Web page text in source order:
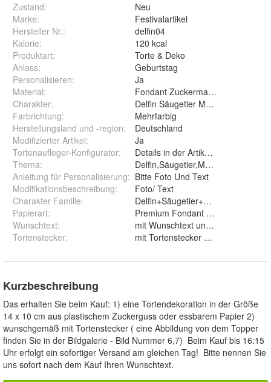
Zustand:
Neu
Marke:
Festivalartikel
Hersteller Nr.:
delfin04
Kalorie:
120 kcal
Produktart:
Torte & Deko
Anlass:
Geburtstag
Personalisieren:
Ja
Material:
Fondant Zuckermasse Oblate
Charakter:
Delfin Säugetier Meerestiere
Farbrichtung:
Mehrfarbig
Herstellungsland und -region:
Deutschland
Modifizierter Artikel:
Ja
Tortenaufleger-Konfigurator:
Details in der Artikelbeschreibung
Thema:
Anleitung für Personalisierung: Bitte Foto Und Text
Modifikationsbeschreibung:
Foto/ Text
Charakter Familie:
Papierart:
Wunschtext:
mit Wunschtext und ohne
Tortenstecker:
Kurzbeschreibung
Das erhalten Sie beim Kauf: 1) eine Tortendekoration in der Größe
14 x 10 cm aus plastischem Zuckerguss oder essbarem Papier 2)
wunschgemäß mit Tortenstecker ( eine Abbildung von dem Topper
finden Sie in der Bildgalerie - Bild Nummer 6,7) Beim Kauf bis 16:15
Uhr erfolgt ein sofortiger Versand am gleichen Tag! Bitte nennen Sie
uns sofort nach dem Kauf Ihren Wunschtext.